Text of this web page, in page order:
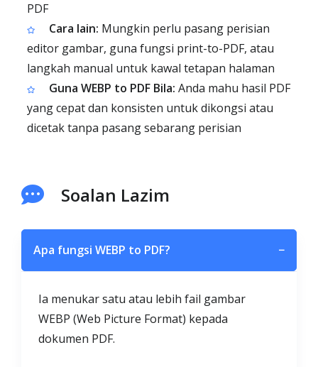
PDF
Cara lain: Mungkin perlu pasang perisian
editor gambar, guna fungsi print-to-PDF, atau
langkah manual untuk kawal tetapan halaman
Guna WEBP to PDF Bila: Anda mahu hasil PDF
yang cepat dan konsisten untuk dikongsi atau
dicetak tanpa pasang sebarang perisian
Soalan Lazim
Apa fungsi WEBP to PDF? −
Ia menukar satu atau lebih fail gambar
WEBP (Web Picture Format) kepada
dokumen PDF.